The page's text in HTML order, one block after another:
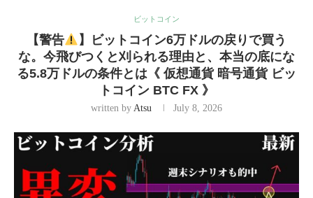
ビットコイン
【警告
】ビットコイン6万ドルの戻りで買う
な。今飛びつくと刈られる理由と、本当の底にな
る5.8万ドルの条件とは《 仮想通貨 暗号通貨 ビッ
トコイン BTC FX 》
written by Atsu July 8, 2026